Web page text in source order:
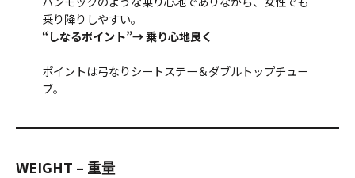
乗り降りしやすい。
“しなるポイント”→ 乗り心地良く
ポイントは弓なりシートステー＆ダブルトップチュー
ブ。
WEIGHT – 重量